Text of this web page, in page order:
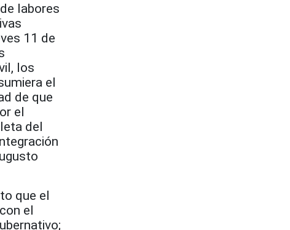
labores
11 de
los
el
de que
el
del
que el
el